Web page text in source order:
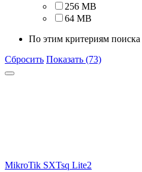
256 MB
64 MB
По этим критериям
Сбросить Показать (73)
MikroTik SXTsq Lite2